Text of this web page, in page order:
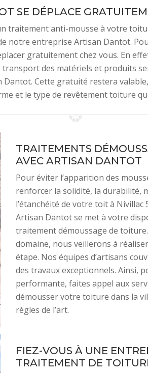
SE DÉPLACE
traitement anti-mousse à votre
notre entreprise Artisan Dantot.
gratuitement chez vous. En
des matériels et produits
Cette gratuité restera
et le type de revêtement toiture
TRAITEMENTS
AVEC ARTISAN DANTOT
Pour éviter l’apparition des
renforcer la solidité, la durabilité,
l’étanchéité de votre toit à
Artisan Dantot se met à votre
traitement démoussage de
domaine, nous veillerons à
étape. Nos équipes d’artisans
des travaux exceptionnels. Ainsi,
performante, faites appel aux
démousser votre toiture dans la
règles de l’art.
FIEZ-VOUS À UNE
TRAITEMENT DE